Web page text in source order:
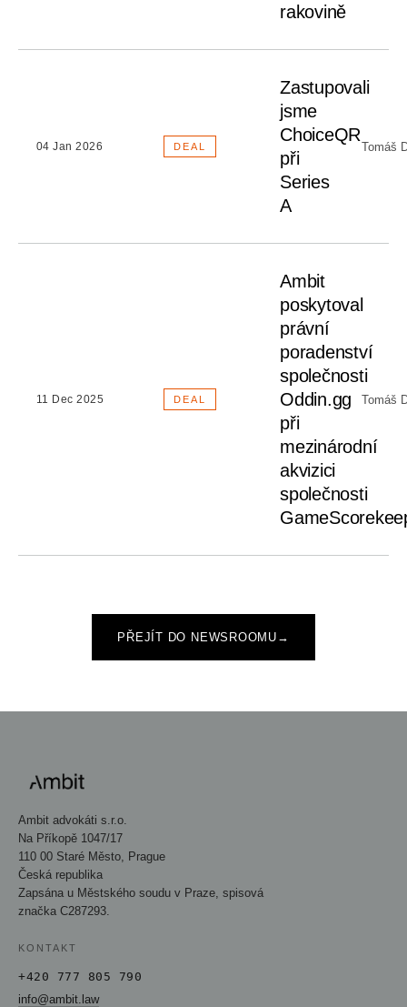
rakovině
04 Jan 2026 DEAL
Zastupovali
jsme
ChoiceQR
při
Series
A
Tomáš
11 Dec 2025 DEAL
Ambit
poskytoval
právní
poradenství
společnosti
Oddin.gg
při
mezinárodní
akvizici
společnosti
Tomáš
PŘEJÍT DO NEWSROOMU →
Ambit advokáti s.r.o.
Na Příkopě 1047/17
110 00 Staré Město, Prague
Česká republika
Zapsána u Městského soudu v Praze, spisová
značka C287293.
KONTAKT
+420 777 805 790
info@ambit.law